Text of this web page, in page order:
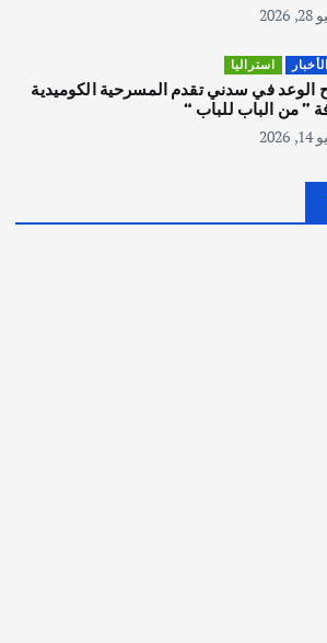
مدينة كلباء الاماراتية
في جذور المشكلة وحلولها المستدامة
في مدينة كلباء الاماراتية
استراليا
في سدني تقدم المسرحية الكوميدية
” من الباب للباب “